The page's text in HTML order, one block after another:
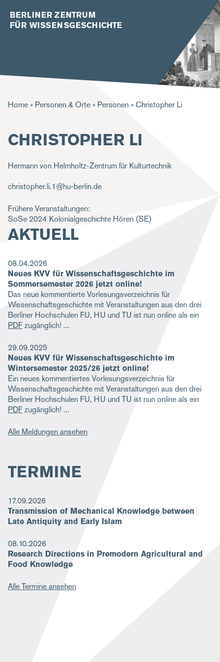
BERLINER ZENTRUM
FÜR WISSENSGESCHICHTE
P
a
n
a
v
i
g
t
i
o
n
Home Personen & Orte Personen Christopher Li
CHRISTOPHER LI
Hermann von Helmholtz-Zentrum für Kulturtechnik
christopher.li.1@hu-berlin.de
Frühere Veranstaltungen:
SoSe 2024 Kolonialgeschichte Hören (SE)
AKTUELL
08.04.2026
Neues KVV für Wissenschaftsgeschichte im
Sommersemester 2026 jetzt online!
Das neue kommentierte Vorlesungsverzeichnis für
Wissenschaftsgeschichte mit Veranstaltungen aus den drei
Berliner Hochschulen FU, HU und TU ist nun online als ein
PDFzugänglich!
29.09.2025
Neues KVV für Wissenschaftsgeschichte im
Wintersemester 2025/26 jetzt online!
Ein neues kommentiertes Vorlesungsverzeichnis für
Wissenschaftsgeschichte mit Veranstaltungen aus den drei
Berliner Hochschulen FU, HU und TU ist nun online als ein
PDFzugänglich!
Alle Meldungen ansehen
TERMINE
17.09.2026
Transmission of Mechanical Knowledge between
Late Antiquity and Early Islam
08.10.2026
Research Directions in Premodern Agricultural and
Food Knowledge
Alle Termine ansehen